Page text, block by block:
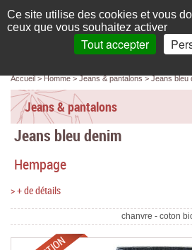
L'élégance au naturel
Accueil
Femme
Homme
Bébé & enfant
Chaussures & Sacs
Accueil Homme Jeans & pantalons Jeans bleu
Jeans & pantalons
Jeans bleu denim
Hempage
> + de détails
chanvre - coton
Promotions
Panneau de gestion des cookies
Ce site utilise des cookies et vous
ceux que vous souhaitez activer
Tout accepter